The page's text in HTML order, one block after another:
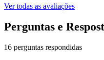
Ver todas as avaliações
Perguntas e
16 perguntas respondidas